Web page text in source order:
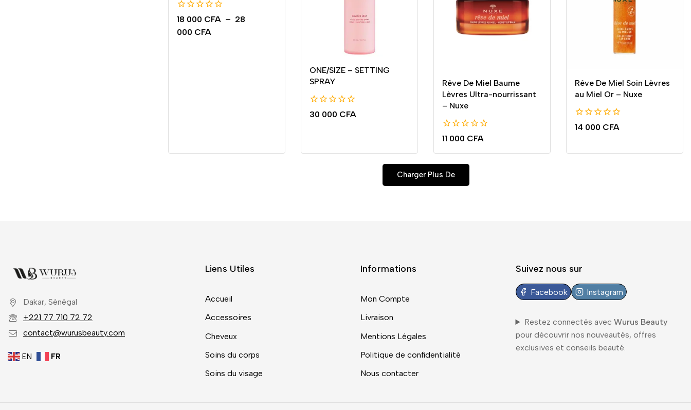
0
5
18 000 CFA – 28
000 CFA
ONE/SIZE – SETTING
SPRAY
0
30 000 CFA
Rêve De Miel Baume
Lèvres Ultra-nourrissant
– Nuxe
0
5
11 000 CFA
Rêve De Miel Soin Lèvres
au Miel Or – Nuxe
0
14 000 CFA
Charger Plus De
Dakar, Sénégal
+221 77 710 72 72
contact@wurusbeauty.com
EN FR
Liens Utiles
Accueil
Accessoires
Cheveux
Soins du corps
Soins du visage
Informations
Mon Compte
Livraison
Mentions Légales
Politique de confidentialité
Nous contacter
Suivez nous sur
Facebook Instagram
Restez connectés avec Wurus Beauty
pour découvrir nos nouveautés, offres
exclusives et conseils beauté.